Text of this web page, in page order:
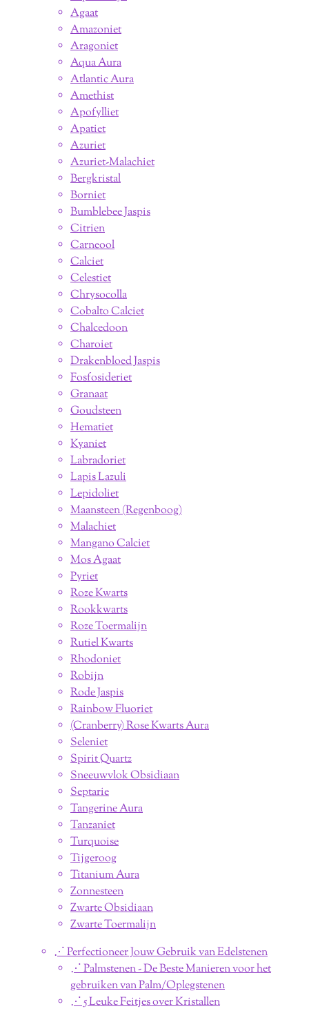
Agaat
Amazoniet
Aragoniet
Aqua Aura
Atlantic Aura
Amethist
Apofylliet
Apatiet
Azuriet
Azuriet-Malachiet
Bergkristal
Borniet
Bumblebee Jaspis
Citrien
Carneool
Calciet
Celestiet
Chrysocolla
Cobalto Calciet
Chalcedoon
Charoiet
Drakenbloed Jaspis
Fosfosideriet
Granaat
Goudsteen
Hematiet
Kyaniet
Labradoriet
Lapis Lazuli
Lepidoliet
Maansteen (Regenboog)
Malachiet
Mangano Calciet
Mos Agaat
Pyriet
Roze Kwarts
Rookkwarts
Roze Toermalijn
Rutiel Kwarts
Rhodoniet
Robijn
Rode Jaspis
Rainbow Fluoriet
(Cranberry) Rose Kwarts Aura
Seleniet
Spirit Quartz
Sneeuwvlok Obsidiaan
Septarie
Tangerine Aura
Tanzaniet
Turquoise
Tijgeroog
Titanium Aura
Zonnesteen
Zwarte Obsidiaan
Zwarte Toermalijn
⋰ Perfectioneer Jouw Gebruik van Edelstenen
⋰ Palmstenen - De Beste Manieren voor het
gebruiken van Palm/Oplegstenen
⋰ 5 Leuke Feitjes over Kristallen